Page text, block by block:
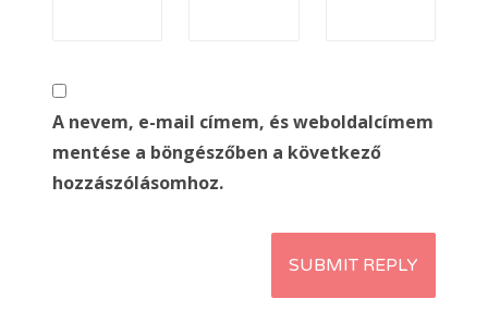
A nevem, e-mail címem, és weboldalcímem
mentése a böngészőben a következő
hozzászólásomhoz.